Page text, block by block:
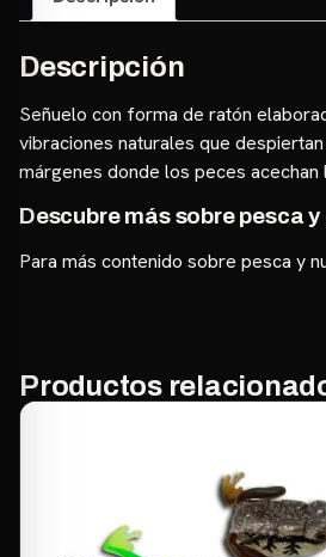
Descripción
Señuelo con forma de ratón
vibraciones naturales que
márgenes donde los peces acechan
Descubre más sobre pesca
Para más contenido sobre pesca y
Productos